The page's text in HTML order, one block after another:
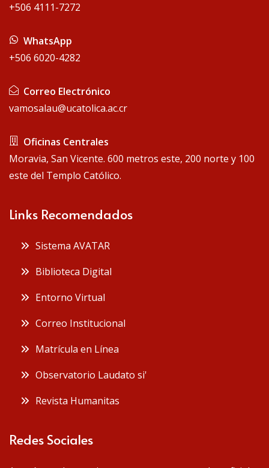
+506 4111-7272
WhatsApp
+506 6020-4282
Correo Electrónico
vamosalau@ucatolica.ac.cr
Oficinas Centrales
Moravia, San Vicente. 600 metros este, 200 norte y 100
este del Templo Católico.
Links Recomendados
Sistema AVATAR
Biblioteca Digital
Entorno Virtual
Correo Institucional
Matrícula en Línea
Observatorio Laudato si'
Revista Humanitas
Redes Sociales